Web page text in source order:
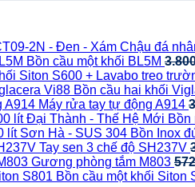
Chậu đá
Bồn cầu một khối BL5M
Bồn cầu hai khối
Máy rửa tay tự động A914
Bồn Inox
Tay sen 3 chế độ SH237V
Gương phòng tắm M803
Bồn cầu một khối Siton